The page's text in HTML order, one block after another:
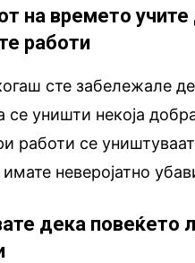
на времето
работи
сте забележале
се уништи некоја
работи се
неверојатно
дека повеќето